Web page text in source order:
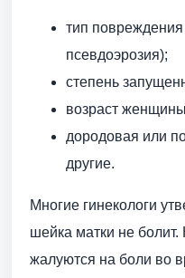
тип
псевдоэрозия);
степень
возраст
дородовая или
другие.
Многие гинекологи
шейка матки не
жалуются на боли во